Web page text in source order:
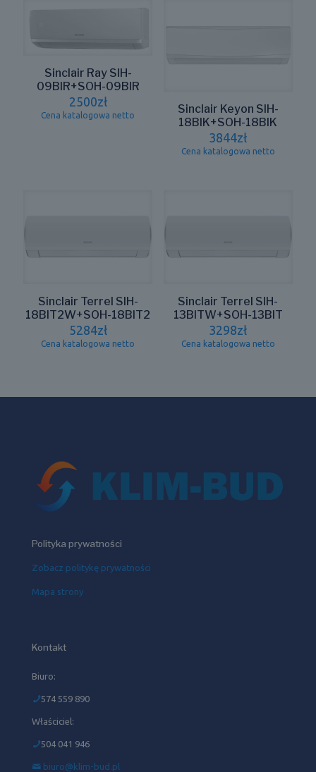
Sinclair Ray SIH-
09BIR+SOH-09BIR
2500zł
Cena katalogowa netto
Sinclair Keyon SIH-
18BIK+SOH-18BIK
3844zł
Cena katalogowa netto
Sinclair Terrel SIH-
18BIT2W+SOH-18BIT2
5284zł
Cena katalogowa netto
Sinclair Terrel SIH-
13BITW+SOH-13BIT
3298zł
Cena katalogowa netto
Polityka prywatności
Zobacz politykę prywatności
Mapa strony
Kontakt
Biuro:
574 559 890
Właściciel:
504 041 946‬
biuro@klim-bud.pl